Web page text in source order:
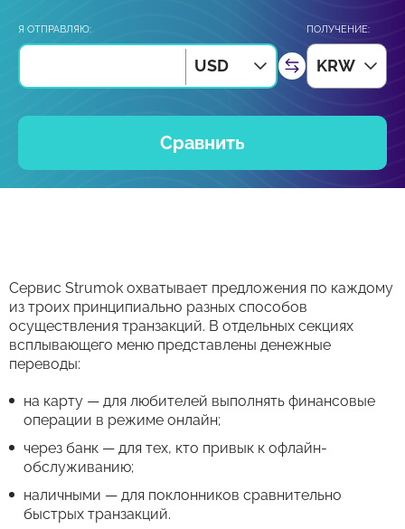
Я ОТПРАВЛЯЮ:
USD
ПОЛУЧЕНИЕ:
KRW
Сравнить
Сервис Strumok охватывает предложения по каждому
из троих принципиально разных способов
осуществления транзакций. В отдельных секциях
всплывающего меню представлены денежные
переводы:
на карту — для любителей выполнять финансовые
операции в режиме онлайн;
через банк — для тех, кто привык к офлайн-
обслуживанию;
наличными — для поклонников сравнительно
быстрых транзакций.